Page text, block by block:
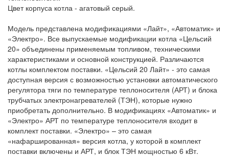
Цвет корпуса котла - агатовый серый.
Модель представлена модификациями «Лайт», «Автоматик» и
«Электро». Все выпускаемые модификации котла «Цельсий
20» объединены применяемым топливом, техническими
характеристиками и основной конструкцией. Различаются
котлы комплектом поставки. «Цельсий 20 Лайт» - это самая
доступная версия с возможностью установки автоматического
регулятора тяги по температуре теплоносителя (АРТ) и блока
трубчатых электронагревателей (ТЭН), которые нужно
приобретать дополнительно. В модификациях «Автоматик» и
«Электро» АРТ по температуре теплоносителя входит в
комплект поставки. «Электро» – это самая
«нафаршированная» версия котла, у которой в комплект
поставки включены и АРТ, и блок ТЭН мощностью 6 кВт.